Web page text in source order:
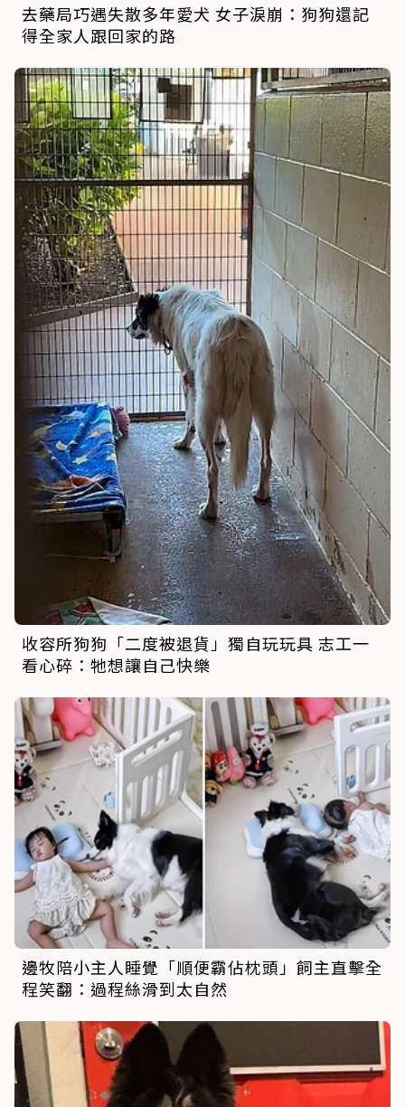
去藥局巧遇失散多年愛犬 女子淚崩：狗狗還記
得全家人跟回家的路
收容所狗狗「二度被退貨」獨自玩玩具 志工一
看心碎：牠想讓自己快樂
邊牧陪小主人睡覺「順便霸佔枕頭」飼主直擊全
程笑翻：過程絲滑到太自然